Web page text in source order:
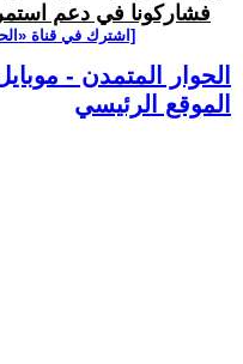
فشاركونا في دعم
[اشترك في قناة
الحوار المتمدن -
الموقع الرئيسي